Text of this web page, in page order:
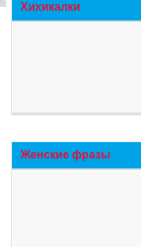
Хихикалки
Женские фразы